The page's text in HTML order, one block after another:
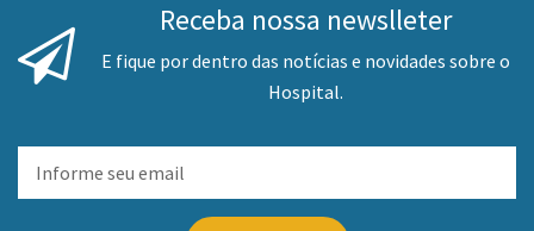
Receba nossa newslleter
E fique por dentro das notícias e novidades sobre o
Hospital.